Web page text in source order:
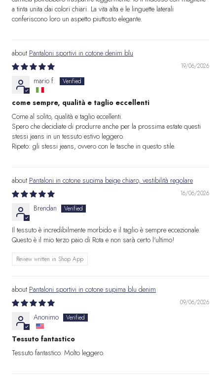
a tinta unita dai colori chiari. La vita alta e le linguette laterali
conferiscono loro un aspetto piuttosto elegante.
Pantaloni sportivi in cotone denim blu
19/06/2026
mario f.
come sempre, qualità e taglio eccellenti
Come al solito, qualità e taglio eccellenti.
Spero che decidiate di produrre anche per la prossima estate questi
stessi jeans in un tessuto estivo leggero.
Ripeto: gli stessi jeans, ovvero con le tasche in questo stile.
Pantaloni in cotone supima beige chiaro, vestibilità regolare
16/06/2026
Brendan
Il tessuto è incredibilmente morbido e il taglio è sempre eccezionale.
Questo è il mio terzo paio di Rota e non sarà certo l'ultimo!
Review written in Shop App
Pantaloni sportivi in cotone supima blu denim
09/06/2026
Anonimo
Tessuto fantastico
Tessuto fantastico. Molto leggero.